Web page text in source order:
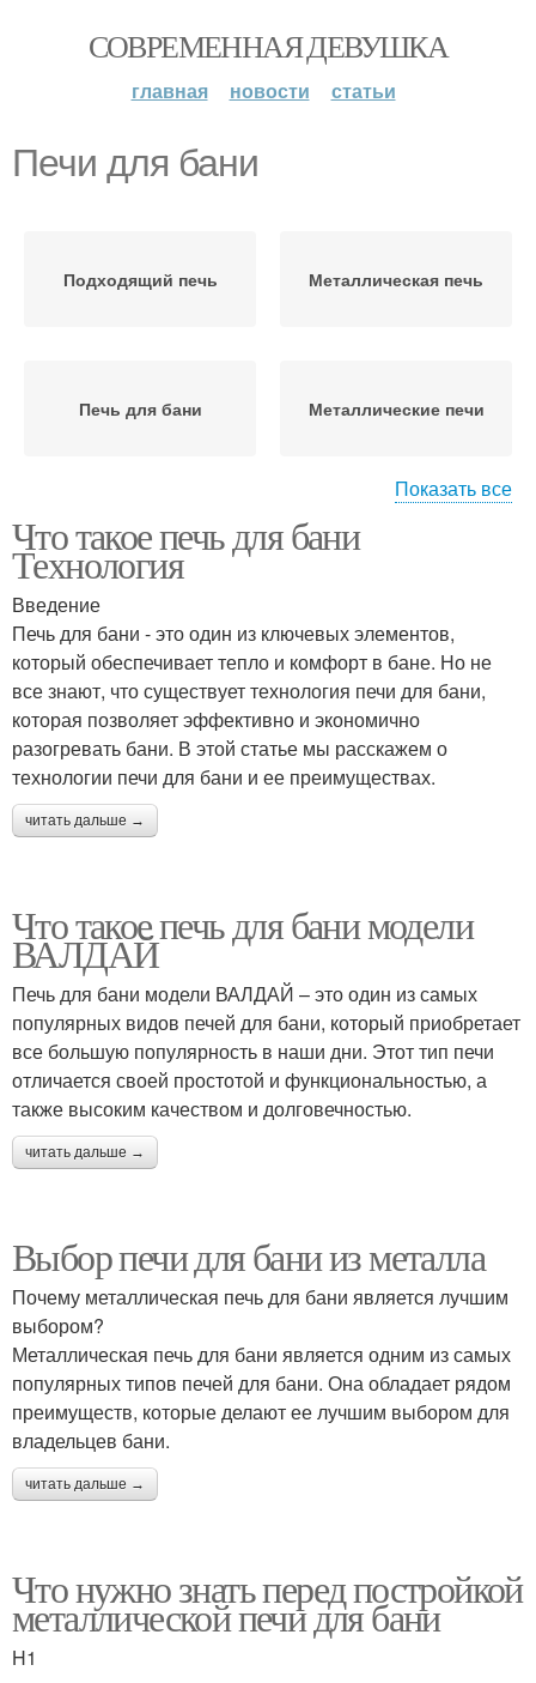
СОВРЕМЕННАЯ ДЕВУШКА
главная новости статьи
Печи для бани
Подходящий печь Металлическая печь
Печь для бани Металлические печи
металлических печей
Печка для бани
Железная печь
Показать все
Что такое печь для бани
Технология
Введение
Печь для бани - это один из ключевых элементов,
который обеспечивает тепло и комфорт в бане. Но не
все знают, что существует технология печи для бани,
которая позволяет эффективно и экономично
разогревать бани. В этой статье мы расскажем о
технологии печи для бани и ее преимуществах.
читать дальше →
Что такое печь для бани модели
ВАЛДАЙ
Печь для бани модели ВАЛДАЙ – это один из самых
популярных видов печей для бани, который приобретает
все большую популярность в наши дни. Этот тип печи
отличается своей простотой и функциональностью, а
также высоким качеством и долговечностью.
читать дальше →
Выбор печи для бани из металла
Почему металлическая печь для бани является лучшим
выбором?
Металлическая печь для бани является одним из самых
популярных типов печей для бани. Она обладает рядом
преимуществ, которые делают ее лучшим выбором для
владельцев бани.
читать дальше →
Что нужно знать перед постройкой
металлической печи для бани
H1